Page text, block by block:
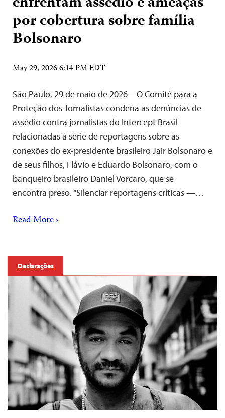
por cobertura sobre família
Bolsonaro
May 29, 2026 6:14 PM EDT
São Paulo, 29 de maio de 2026—O Comitê para a
Proteção dos Jornalistas condena as denúncias de
assédio contra jornalistas do Intercept Brasil
relacionadas à série de reportagens sobre as
conexões do ex-presidente brasileiro Jair Bolsonaro e
de seus filhos, Flávio e Eduardo Bolsonaro, com o
banqueiro brasileiro Daniel Vorcaro, que se
encontra preso. “Silenciar reportagens críticas —…
Read More ›
Declarações